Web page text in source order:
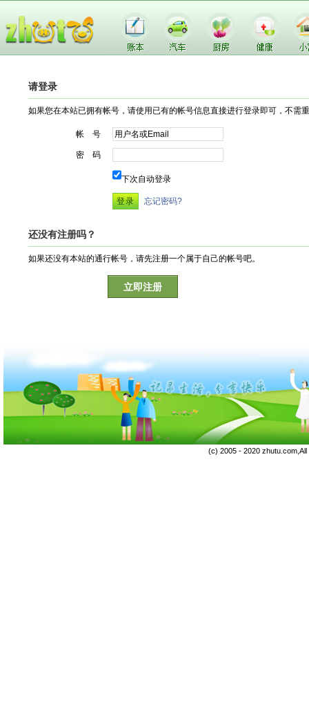
请登录
如果您在本站已拥有帐号，请使用已有的帐号信息直接进行登录即可，不需
帐 号
密 码
下次自动登录
忘记密码?
还没有注册吗？
如果还没有本站的通行帐号，请先注册一个属于自己的帐号吧。
立即注册
(c) 2005 - 2020